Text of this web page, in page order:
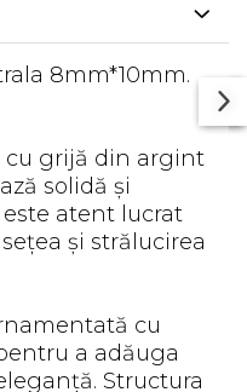
8mm*10mm.
cu grijă din argint
solidă și
atent lucrat
și strălucirea
cu
a adăuga
Structura